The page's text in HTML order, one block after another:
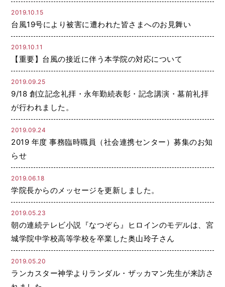
2019.10.15
台風19号により被害に遭われた皆さまへのお見舞い
2019.10.11
【重要】台風の接近に伴う本学院の対応について
2019.09.25
9/18 創立記念礼拝・永年勤続表彰・記念講演・墓前礼拝
が行われました。
2019.09.24
2019 年度 事務臨時職員（社会連携センター）募集のお知
らせ
2019.06.18
学院長からのメッセージを更新しました。
2019.05.23
朝の連続テレビ小説『なつぞら』ヒロインのモデルは、宮
城学院中学校高等学校を卒業した奥山玲子さん
2019.05.20
ランカスター神学よりランダル・ザッカマン先生が来訪さ